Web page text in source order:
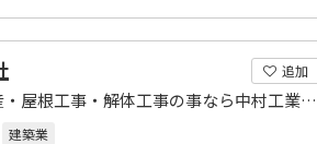
追加
新築・リフォーム・不動産・屋根工事・解体工事の事なら中村工業まで。
建築業